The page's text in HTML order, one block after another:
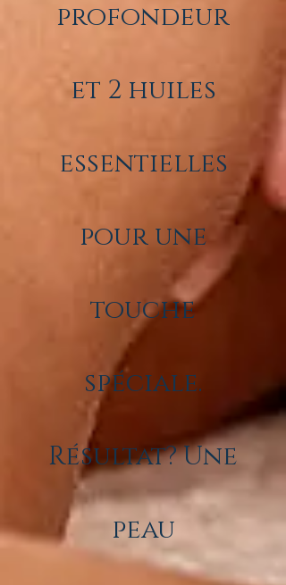
profondeur
et 2 huiles
essentielles
pour une
touche
spéciale.
Résultat? Une
peau